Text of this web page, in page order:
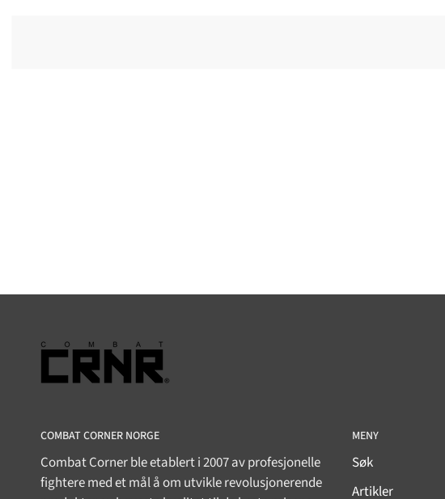
COMBAT CORNER NORGE
Combat Corner ble etablert i 2007 av profesjonelle
fightere med et mål å om utvikle revolusjonerende
MENY
Søk
Artikler